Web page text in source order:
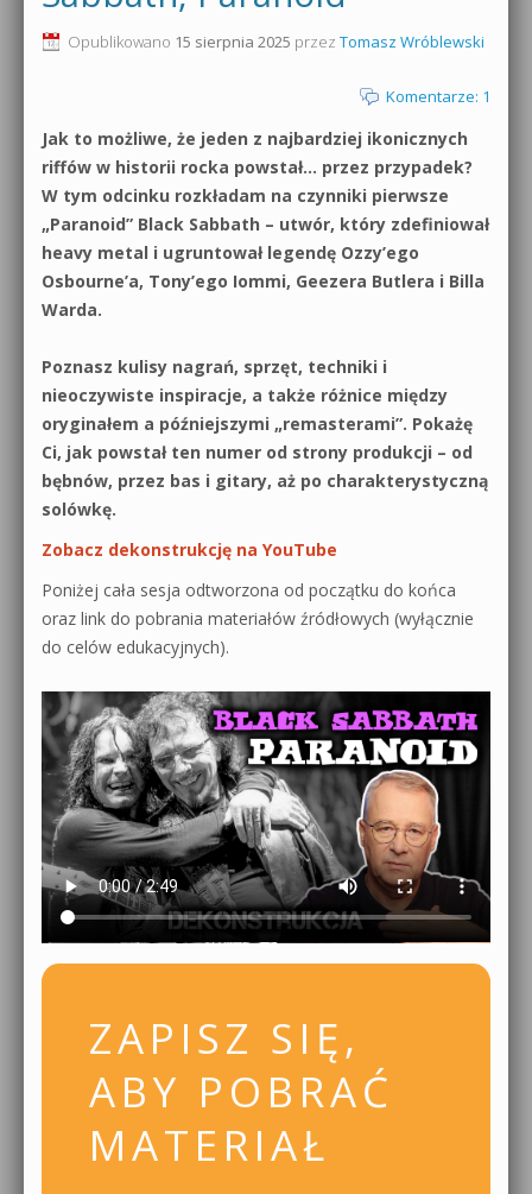
Produkcja muzyczna od podstaw
Sound Forge od podstaw
Dubstep z syntezatorem Massive
Kontakt 5 Kompendium
Pakiety
0dB.pl - informacje
Materiały dla mediów
Archiwum aktualności
Polityka prywatności
Regulamin
Działanie sklepu internetowego
Wyszukiwanie
Opublikowano 15 sierpnia 2025 przez Tomasz Wróblewski
Komentarze: 1
Jak to możliwe, że jeden z najbardziej ikonicznych
riffów w historii rocka powstał… przez przypadek?
W tym odcinku rozkładam na czynniki pierwsze
„Paranoid” Black Sabbath – utwór, który zdefiniował
heavy metal i ugruntował legendę Ozzy’ego
Osbourne’a, Tony’ego Iommi, Geezera Butlera i Billa
Warda.
Poznasz kulisy nagrań, sprzęt, techniki i
nieoczywiste inspiracje, a także różnice między
oryginałem a późniejszymi „remasterami”. Pokażę
Ci, jak powstał ten numer od strony produkcji – od
bębnów, przez bas i gitary, aż po charakterystyczną
solówkę.
Zobacz dekonstrukcję na YouTube
Poniżej cała sesja odtworzona od początku do końca
oraz link do pobrania materiałów źródłowych (wyłącznie
do celów edukacyjnych).
ZAPISZ SIĘ,
ABY POBRAĆ
MATERIAŁ